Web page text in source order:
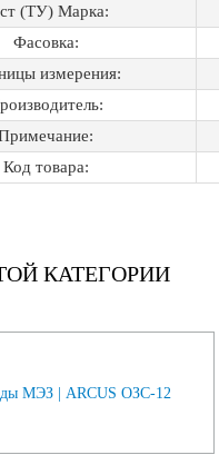
(ТУ) Марка:
Фасовка:
измерения:
Код товара:
КАТЕГОРИИ